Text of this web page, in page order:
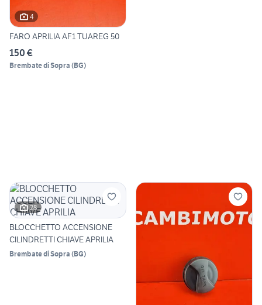
4
FARO APRILIA AF1 TUAREG 50
150 €
Brembate di Sopra (BG)
28
BLOCCHETTO ACCENSIONE
CILINDRETTI CHIAVE APRILIA
Brembate di Sopra (BG)